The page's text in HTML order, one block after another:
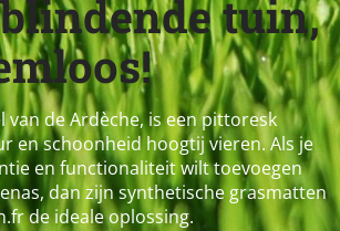
tuin,
van de Ardèche, is een pittoresk
en schoonheid hoogtij vieren. Als je
en functionaliteit wilt toevoegen
dan zijn synthetische grasmatten
de ideale oplossing.